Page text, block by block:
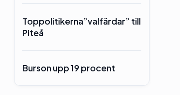
Toppolitikerna”valfärdar” till
Piteå
Burson upp 19 procent